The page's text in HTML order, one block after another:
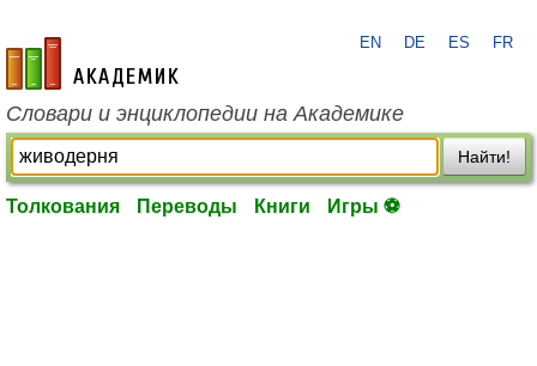
academic.ru
EN DE ES FR
Словари и энциклопедии на Академике
Найти!
Толкования Переводы Книги Игры ⚽